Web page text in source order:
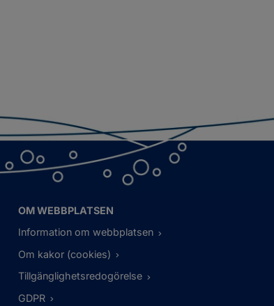
OM WEBBPLATSEN
Information om webbplatsen
Om kakor (cookies)
Tillgänglighetsredogörelse
GDPR